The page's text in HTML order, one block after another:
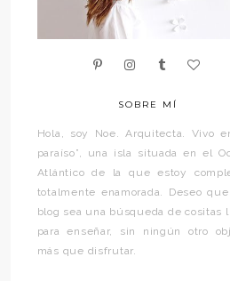
SOBRE MÍ
Hola, soy Noe. Arquitecta. Vivo
paraíso”, una isla situada en el
Atlántico de la que estoy
totalmente enamorada. Deseo
blog sea una búsqueda de cositas
para enseñar, sin ningún otro
más que disfrutar.